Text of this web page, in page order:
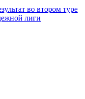
во втором туре
лиги